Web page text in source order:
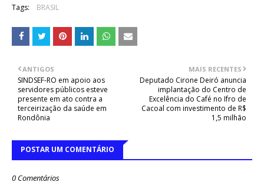
Tags: BRASIL
MAIS RECENTES
Deputado Cirone Deiró anuncia
implantação do Centro de
Excelência do Café no Ifro de
Cacoal com investimento de R$
1,5 milhão
ANTIGOS
SINDSEF-RO em apoio aos
servidores públicos esteve
presente em ato contra a
terceirização da saúde em
Rondônia
POSTAR UM COMENTÁRIO
0 Comentários